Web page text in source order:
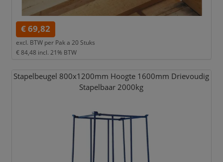
€ 69,82
excl. BTW per Pak a 20 Stuks
€ 84,48 incl. 21% BTW
Stapelbeugel 800x1200mm Hoogte 1600mm Drievoudig
Stapelbaar 2000kg